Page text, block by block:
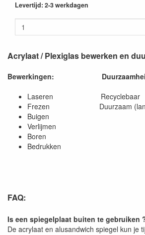
Levertijd: 2-3 werkdagen
Acrylaat / Plexiglas bewerken en
Bewerkingen:
Laseren Recyclebaar
Frezen Duurzaam (lange
Buigen
Verlijmen
Boren
Bedrukken
FAQ:
Is een spiegelplaat buiten te gebruiken
De acrylaat en alusandwich spiegel kun je